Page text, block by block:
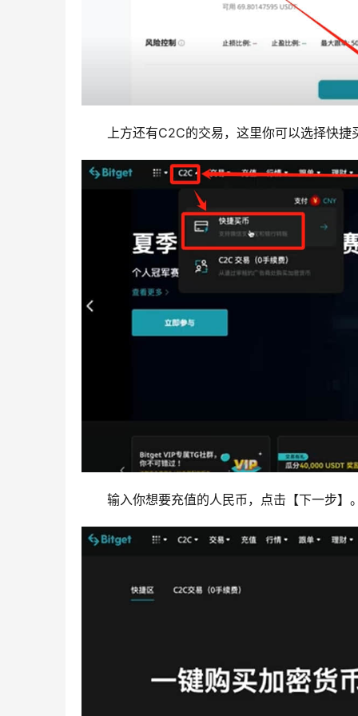
上方还有C2C的交易，这里你可以选择快捷
输入你想要充值的人民币，点击【下一步】